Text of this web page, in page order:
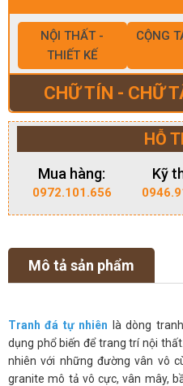
NỘI THẤT -
THIẾT KẾ
CỘNG
CHỮ TÍN - CHỮ
HỖ
Mua hàng:
0972.101.656
Kỹ
Mô tả sản phẩm
Tranh đá tự nhiên là dòng
dụng phổ biến để trang trí nội
nhiên với những đường vân vô
granite mô tả vô cực, vân mây,